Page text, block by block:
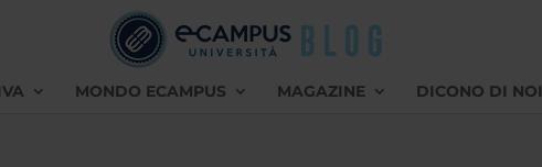
MONDO ECAMPUS MAGAZINE DICONO DI NOI